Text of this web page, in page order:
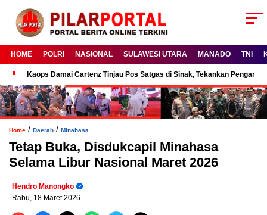
HOME POLRI NASIONAL SULAWESI UTARA MANADO TNI
Kaops Damai Cartenz Tinjau Pos Satgas di Sinak, Tekankan
Home / Daerah / Minahasa
Tetap Buka, Disdukcapil Minahasa
Selama Libur Nasional Maret 2026
Hendro Manongko
Rabu, 18 Maret 2026